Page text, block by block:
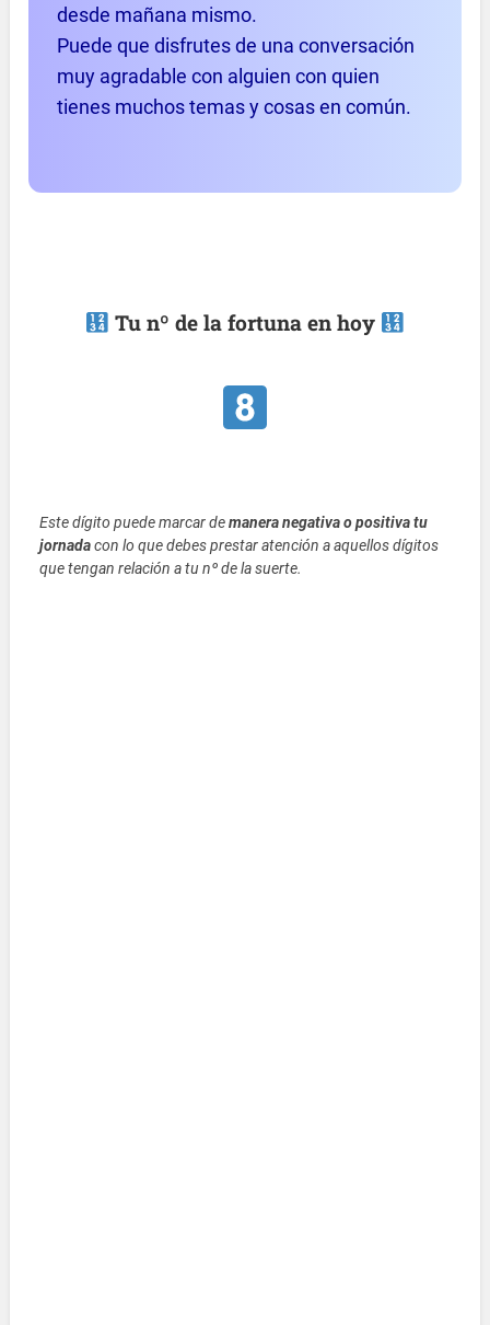
desde mañana mismo.
Puede que disfrutes de una conversación
muy agradable con alguien con quien
tienes muchos temas y cosas en común.
Tu nº de la fortuna en hoy
Este dígito puede marcar demanera negativa o positiva tu
jornadacon lo que debes prestar atención a aquellos dígitos
que tengan relación a tu nº de la suerte.